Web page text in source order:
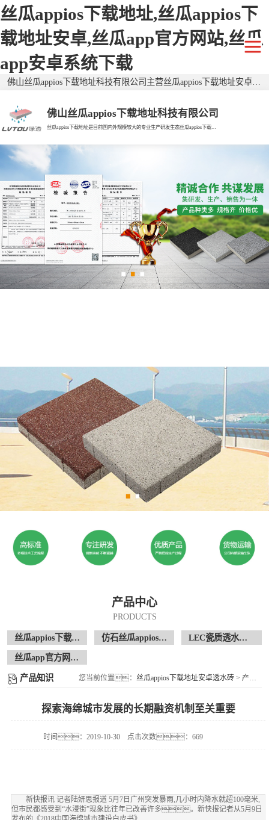
丝瓜appios下载地址,丝瓜appios下
载地址安卓,丝瓜app官方网站,丝瓜
app安卓系统下载
佛山丝瓜appios下载地址科技有限公司
丝瓜appios下载地址是目前国内外规模较大的专业生产研发生态丝瓜appios下载地址安卓透水砖的现代企业。
产品中心
PRODUCTS
丝瓜appios下载地址安卓透水砖 仿石丝瓜appios下载地址安卓透水砖 LEC瓷质透水花岗岩
丝瓜app官方网站现场案例
产品知识 您当前位置： 丝瓜appios下载地址安卓透水砖> 产品知识
探索海绵城市发展的长期融资机制至关重要
时间：2019-10-30 点击次数：669
新快报讯 记者陆妍思报道 5月7日广州突发暴雨,几小时内降水就超100毫米,
但市民都感受到“水浸街”现象比往年已改善许多。新快报记者从5月9日